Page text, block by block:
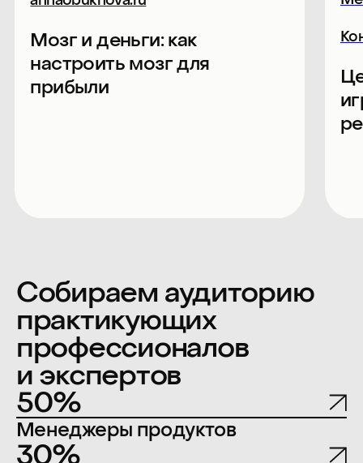
Участие в программе
и нетворкинге
10−11 сентября 2026,
Москва
Онлайн-доступ к докладам
30+ часов контента